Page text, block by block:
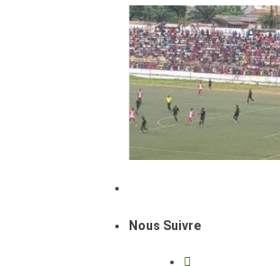
Nous Suivre